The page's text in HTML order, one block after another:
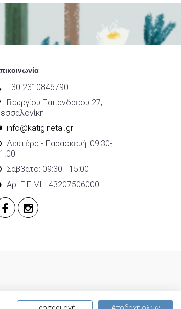
+30 2310846790
Γεωργίου Παπανδρέου 27,
info@katiginetai.gr
Δευτέρα - Παρασκευή: 09:30-
Σάββατο: 09:30 - 15:00
Αρ. Γ.Ε.ΜΗ: 43207506000